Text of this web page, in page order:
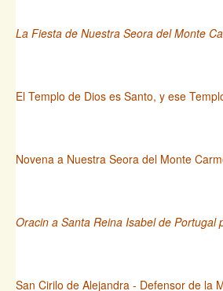
La Fiesta de Nuestra Seora del Monte
El Templo de Dios es Santo, y ese
Novena a Nuestra Seora del Monte
Oracin a Santa Reina Isabel de Portugal
San Cirilo de Alejandra - Defensor de la